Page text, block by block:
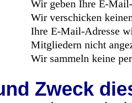
Wir geben Ihre E-
Wir verschicken
Ihre E-Mail-Adresse
Mitgliedern nicht
Wir sammeln keine
Zweck